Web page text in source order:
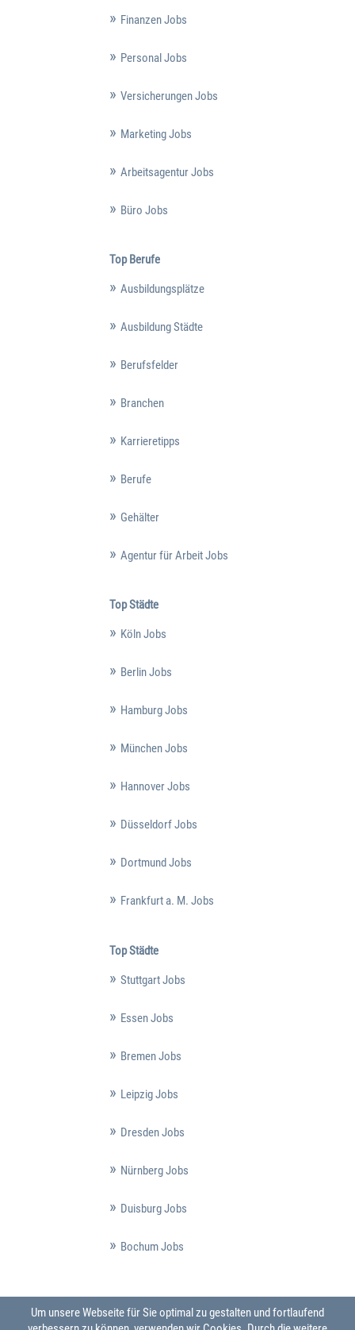
Finanzen Jobs
Personal Jobs
Versicherungen Jobs
Marketing Jobs
Arbeitsagentur Jobs
Büro Jobs
Top Berufe
Ausbildungsplätze
Ausbildung Städte
Berufsfelder
Branchen
Karrieretipps
Berufe
Gehälter
Agentur für Arbeit Jobs
Top Städte
Köln Jobs
Berlin Jobs
Hamburg Jobs
München Jobs
Hannover Jobs
Düsseldorf Jobs
Dortmund Jobs
Frankfurt a. M. Jobs
Top Städte
Stuttgart Jobs
Essen Jobs
Bremen Jobs
Leipzig Jobs
Dresden Jobs
Nürnberg Jobs
Duisburg Jobs
Bochum Jobs
Um unsere Webseite für Sie optimal zu gestalten und fortlaufend